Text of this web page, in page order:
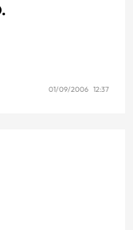
01/09/2006 12:37